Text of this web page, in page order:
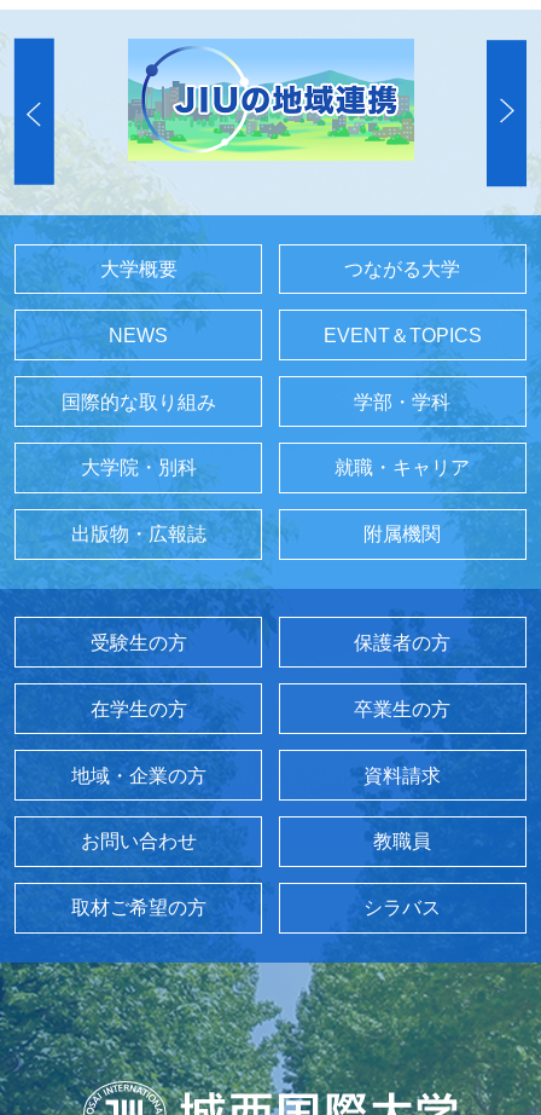
大学概要 つながる大学
NEWS EVENT＆TOPICS
国際的な取り組み 学部・学科
大学院・別科 就職・キャリア
出版物・広報誌 附属機関
受験生の方 保護者の方
在学生の方 卒業生の方
地域・企業の方 資料請求
お問い合わせ 教職員
取材ご希望の方 シラバス